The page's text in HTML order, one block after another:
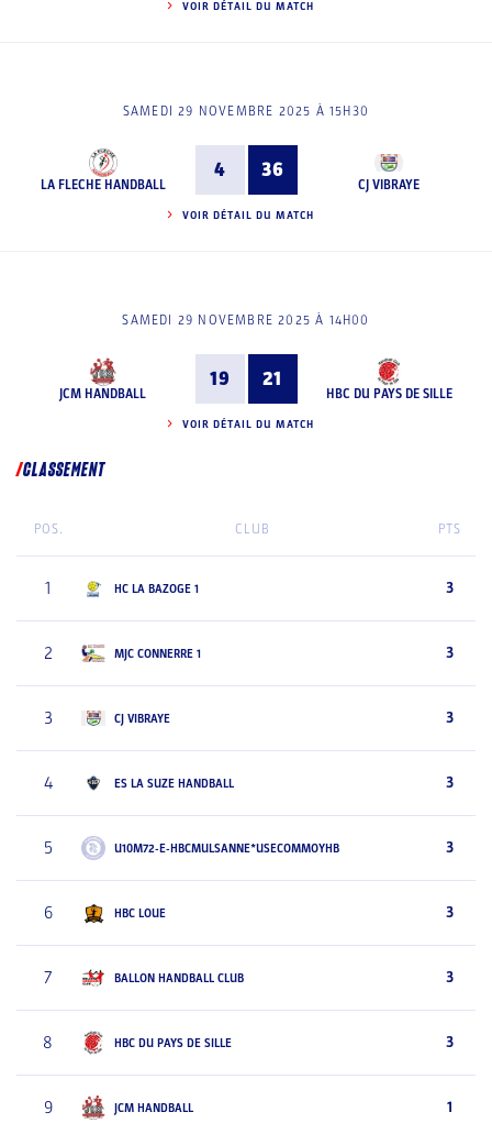
VOIR DÉTAIL DU MATCH
SAMEDI 29 NOVEMBRE 2025 À 15H30
LA FLECHE HANDBALL
4 36
CJ VIBRAYE
VOIR DÉTAIL DU MATCH
SAMEDI 29 NOVEMBRE 2025 À 14H00
JCM HANDBALL
19 21
HBC DU PAYS DE SILLE
VOIR DÉTAIL DU MATCH
CLASSEMENT
POS. CLUB PTS
1 HC LA BAZOGE 1 3
2 MJC CONNERRE 1 3
3 CJ VIBRAYE 3
4 ES LA SUZE HANDBALL 3
5 U10M72-E-HBCMULSANNE*USECOMMOYHB 3
6 HBC LOUE 3
7 BALLON HANDBALL CLUB 3
8 HBC DU PAYS DE SILLE 3
9 JCM HANDBALL 1